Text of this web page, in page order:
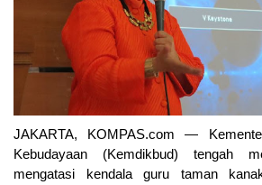
JAKARTA, KOMPAS.com —
Kebudayaan (Kemdikbud) tengah
mengatasi kendala guru taman